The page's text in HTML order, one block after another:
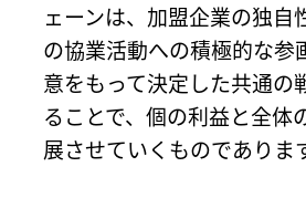
ェーンは、加盟企業の独自
の協業活動への積極的な参
意をもって決定した共通の
ることで、個の利益と全体
展させていくものでありま